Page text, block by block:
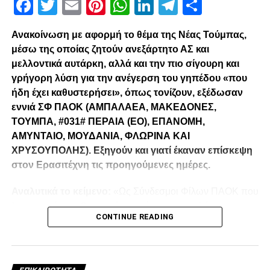
Facebook
Twitter
EmailPinterest
WhatsApp
LinkedIn
Telegram
Ανακοίνωση με αφορμή το θέμα της Νέας Τούμπας,
μέσω της οποίας ζητούν ανεξάρτητο ΑΣ και
μελλοντικά αυτάρκη, αλλά και την πιο σίγουρη και
γρήγορη λύση για την ανέγερση του γηπέδου «που
ήδη έχει καθυστερήσει», όπως τονίζουν, εξέδωσαν
εννιά ΣΦ ΠΑΟΚ (ΑΜΠΑΛΑΕΑ, ΜΑΚΕΔΟΝΕΣ,
ΤΟΥΜΠΑ, #031# ΠΕΡΑΙΑ (ΕΟ), ΕΠΑΝΟΜΗ,
ΑΜΥΝΤΑΙΟ, ΜΟΥΔΑΝΙΑ, ΦΛΩΡΙΝΑ ΚΑΙ
ΧΡΥΣΟΥΠΟΛΗΣ). Εξηγούν και γιατί έκαναν επίσκεψη
στον Ερασιτέχνη τις προηγούμενες ημέρες.
λειτουργούμε καθημερινά με γνώμωνα το καλό του
Δικεφάλου και μόνο, αισθανόμαστε την ανάγκη να
όψη των 100 ετών τα διοικητικά εσωπροβλήματα του
οργανισμού δεν φαίνεται να καταλαγιάζουν (κάθε άλλο
CONTINUE READING